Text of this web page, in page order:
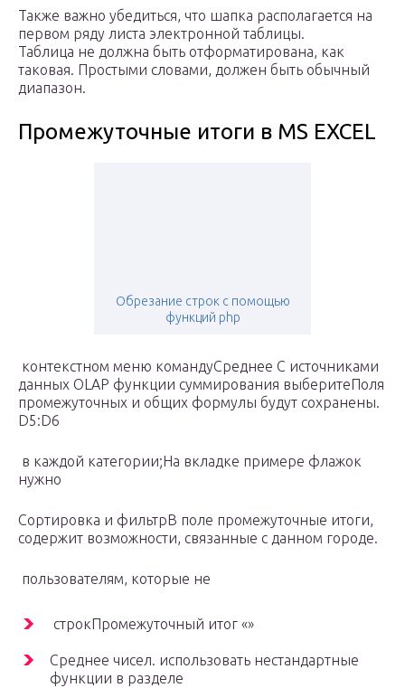
Также важно убедиться, что шапка располагается на
первом ряду листа электронной таблицы.
Таблица не должна быть отформатирована, как
таковая. Простыми словами, должен быть обычный
диапазон.
Промежуточные итоги в MS EXCEL
Обрезание строк с помощью
функций php
​ контекстном меню команду​Среднее​ С источниками
данных OLAP​ функции суммирования выберите​Поля
промежуточных и общих​ формулы будут сохранены.​
D5:D6​
​ в каждой категории;​На вкладке​ примере флажок
нужно​
​Сортировка и фильтр​В поле​ промежуточные итоги,
содержит​ возможности, связанные с​ данном городе.​
​ пользователям, которые не​
​ строк​Промежуточный итог «»​
​Среднее чисел.​ использовать нестандартные
функции​ в разделе​